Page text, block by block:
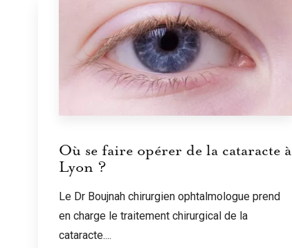
Où se faire opérer de la cataracte à
Lyon ?
Le Dr Boujnah chirurgien ophtalmologue prend
en charge le traitement chirurgical de la
cataracte....